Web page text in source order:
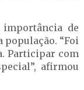
importância de
população. “Foi
Participar com
afirmou